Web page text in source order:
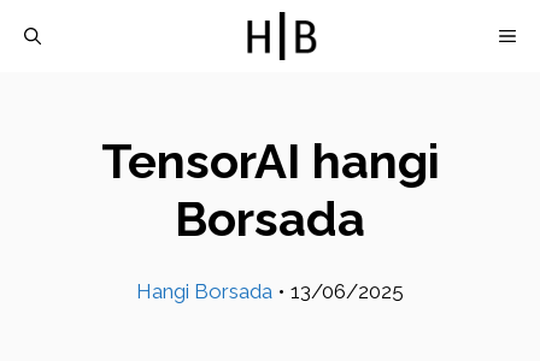
TensorAI hangi
Borsada
Hangi Borsada • 13/06/2025